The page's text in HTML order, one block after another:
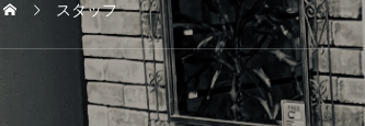
スタッフ